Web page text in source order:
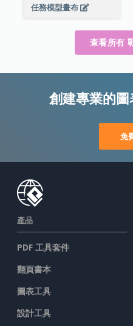
任務模型畫布
查看所有
創建專業的圖
免
產品
PDF 工具套件
翻頁書本
圖表工具
設計工具